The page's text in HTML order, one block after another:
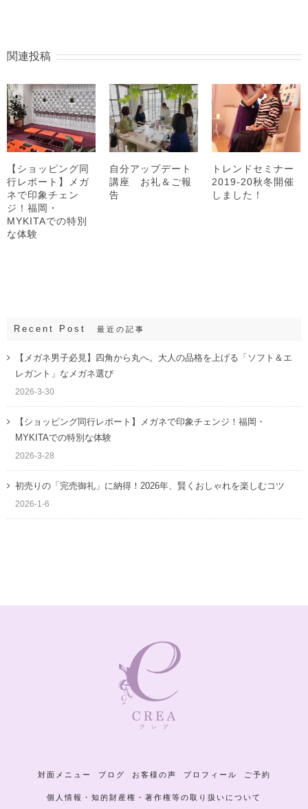
関連投稿
【ショッピング同
行レポート】メガ
ネで印象チェン
ジ！福岡・
MYKITAでの特別
な体験
自分アップデート
講座 お礼＆ご報
告
トレンドセミナー
2019-20秋冬開催
しました！
Recent Post 最近の記事
【メガネ男子必見】四角から丸へ。大人の品格を上げる「ソフト＆エ
レガント」なメガネ選び
2026-3-30
【ショッピング同行レポート】メガネで印象チェンジ！福岡・
MYKITAでの特別な体験
2026-3-28
初売りの「完売御礼」に納得！2026年、賢くおしゃれを楽しむコツ
2026-1-6
対面メニュー ブログ お客様の声 プロフィール ご予約
個人情報・知的財産権・著作権等の取り扱いについて